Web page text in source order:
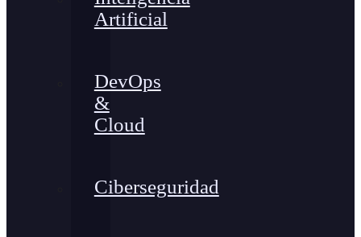
Artificial
DevOps
&
Cloud
Ciberseguridad